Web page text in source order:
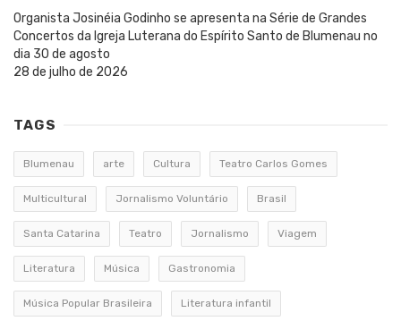
Organista Josinéia Godinho se apresenta na Série de Grandes
Concertos da Igreja Luterana do Espírito Santo de Blumenau no
dia 30 de agosto
28 de julho de 2026
TAGS
Blumenau arte Cultura Teatro Carlos Gomes
Multicultural Jornalismo Voluntário Brasil
Santa Catarina Teatro Jornalismo Viagem
Literatura Música Gastronomia
Música Popular Brasileira Literatura infantil